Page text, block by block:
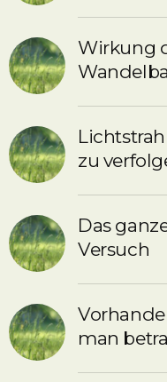
Wirkung
zu
Das
Versuch
man